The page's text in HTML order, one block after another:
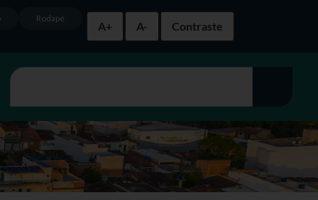
A+
A- Contraste
Rodapé